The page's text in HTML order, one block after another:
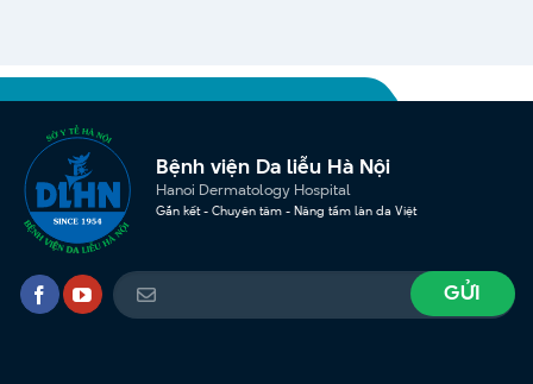
Bệnh viện Da liễu Hà Nội
Hanoi Dermatology Hospital
Gắn kết - Chuyên tâm - Nâng tầm làn da Việt